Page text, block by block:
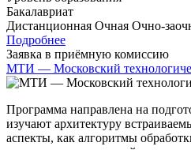
Бакалавриат
Дистанционная Очная Очно-
Подробнее
Заявка в приёмную комиссию
МТИ — Московский
Программа направлена на
изучают архитектуру
аспекты, как алгоритмы